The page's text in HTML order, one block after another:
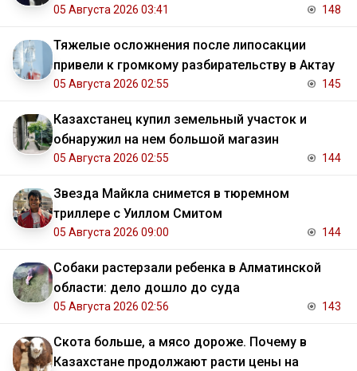
05 Августа 2026 03:41 148
Тяжелые осложнения после липосакции
привели к громкому разбирательству в Актау
05 Августа 2026 02:55 145
Казахстанец купил земельный участок и
обнаружил на нем большой магазин
05 Августа 2026 02:55 144
Звезда Майкла снимется в тюремном
триллере с Уиллом Смитом
05 Августа 2026 09:00 144
Собаки растерзали ребенка в Алматинской
области: дело дошло до суда
05 Августа 2026 02:56 143
Скота больше, а мясо дороже. Почему в
Казахстане продолжают расти цены на